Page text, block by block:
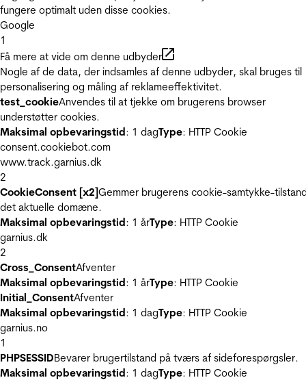
fungere optimalt uden disse cookies.
Google
1
Få mere at vide om denne udbyder
Nogle af de data, der indsamles af denne udbyder, skal bruges til
personalisering og måling af reklameeffektivitet.
test_cookieAnvendes til at tjekke om brugerens browser
understøtter cookies.
Maksimal opbevaringstid: 1 dagType: HTTP Cookie
consent.cookiebot.com
www.track.garnius.dk
2
CookieConsent [x2]Gemmer brugerens cookie-samtykke-
det aktuelle domæne.
Maksimal opbevaringstid: 1 årType: HTTP Cookie
garnius.dk
2
Cross_ConsentAfventer
Maksimal opbevaringstid: 1 årType: HTTP Cookie
Initial_ConsentAfventer
Maksimal opbevaringstid: 1 dagType: HTTP Cookie
garnius.no
1
PHPSESSIDBevarer brugertilstand på tværs af sideforespørgsler.
Maksimal opbevaringstid: 1 dagType: HTTP Cookie